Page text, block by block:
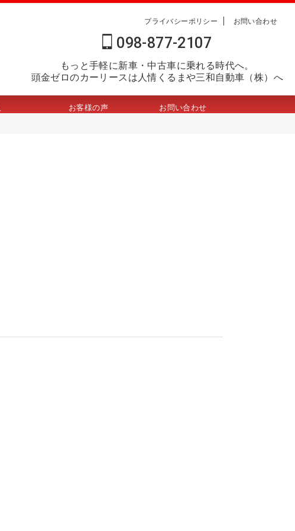
プライバシーポリシー お問い合わせ
098-877-2107
もっと手軽に新車・中古車に乗れる時代へ。
頭金ゼロのカーリースは人情くるまや三和自動車（株）へ
お客様の声 お問い合わせ